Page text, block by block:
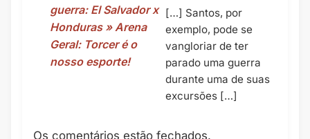
guerra: El Salvador x
Honduras » Arena
Geral: Torcer é o
nosso esporte!
[…] Santos, por
exemplo, pode se
vangloriar de ter
parado uma guerra
durante uma de suas
excursões […]
Os comentários estão fechados.